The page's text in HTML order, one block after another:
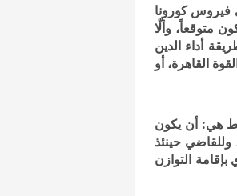
فيروس كورونا
متوقعاً، وألّا
أداء الدين
القاهرة، أو
والتي تتمثل في ثلاثة شروط هي: أن يكون
وللقاضي حينئذ
التوازن